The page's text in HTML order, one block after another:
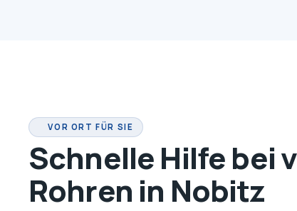
VOR ORT FÜR SIE
Schnelle Hilfe bei
Rohren in Nobitz